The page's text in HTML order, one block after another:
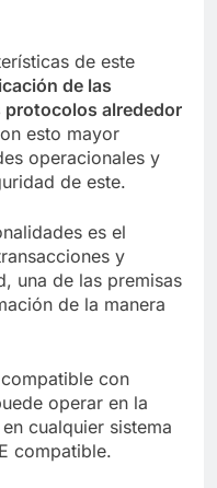
de este
de las
protocolos alrededor
esto mayor
operacionales y
de este.
es el
y
una de las premisas
de la manera
con
operar en la
cualquier sistema
compatible.